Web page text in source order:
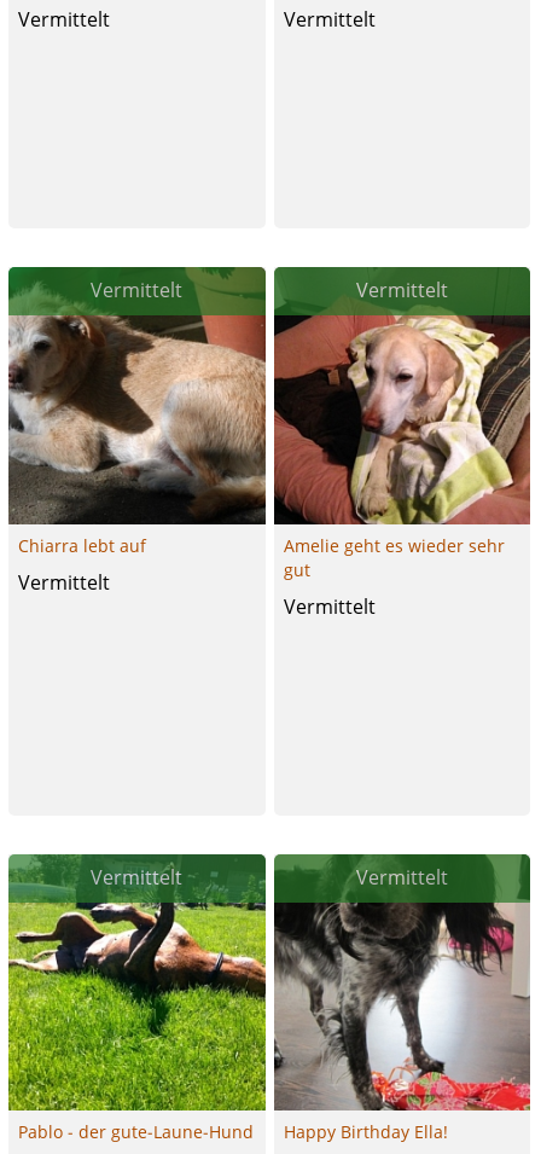
Vermittelt Vermittelt
Vermittelt
Chiarra lebt auf
Vermittelt
Vermittelt
Amelie geht es wieder sehr
gut
Vermittelt
Vermittelt
Pablo - der gute-Laune-Hund
Vermittelt
Happy Birthday Ella!